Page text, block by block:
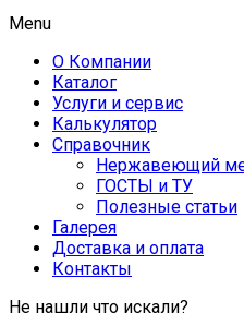
Menu
О Компании
Каталог
Услуги и сервис
Калькулятор
Справочник
Нержавеющий
ГОСТЫ и ТУ
Полезные статьи
Галерея
Доставка и оплата
Контакты
Не нашли что искали?